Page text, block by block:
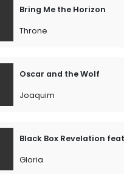
Bring Me the Horizon
Throne
Oscar and the Wolf
Joaquim
Black Box Revelation
Gloria